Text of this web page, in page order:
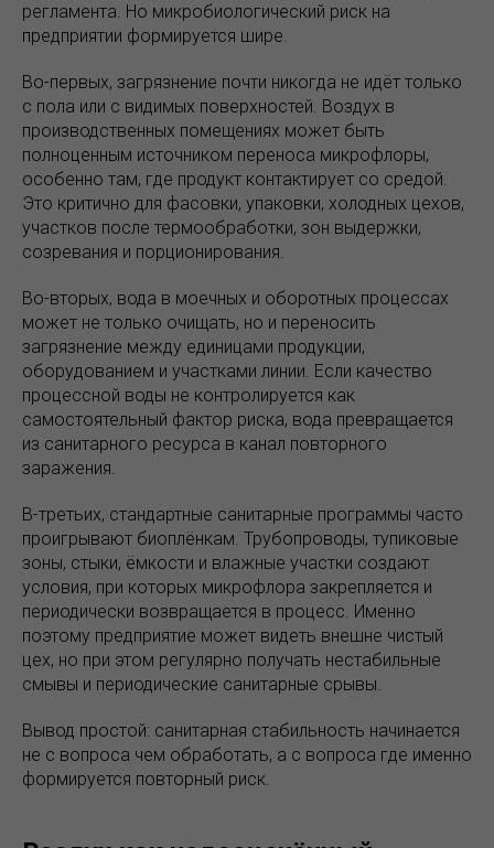
регламента. Но микробиологический риск на
предприятии формируется шире.
Во-первых, загрязнение почти никогда не идёт только
с пола или с видимых поверхностей. Воздух в
производственных помещениях может быть
полноценным источником переноса микрофлоры,
особенно там, где продукт контактирует со средой.
Это критично для фасовки, упаковки, холодных цехов,
участков после термообработки, зон выдержки,
созревания и порционирования.
Во-вторых, вода в моечных и оборотных процессах
может не только очищать, но и переносить
загрязнение между единицами продукции,
оборудованием и участками линии. Если качество
процессной воды не контролируется как
самостоятельный фактор риска, вода превращается
из санитарного ресурса в канал повторного
заражения.
В-третьих, стандартные санитарные программы часто
проигрывают биоплёнкам. Трубопроводы, тупиковые
зоны, стыки, ёмкости и влажные участки создают
условия, при которых микрофлора закрепляется и
периодически возвращается в процесс. Именно
поэтому предприятие может видеть внешне чистый
цех, но при этом регулярно получать нестабильные
смывы и периодические санитарные срывы.
Вывод простой: санитарная стабильность начинается
не с вопроса чем обработать, а с вопроса где именно
формируется повторный риск.